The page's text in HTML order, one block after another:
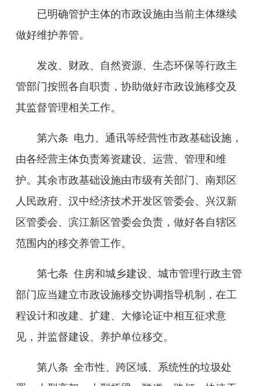
已明确管护主体的市政设施由当前主体继续
做好维护养管。
发改、财政、自然资源、生态环保等行政主
管部门按照各自职责，协助做好市政设施移交及
其监督管理相关工作。
第六条 电力、通讯等经营性市政基础设施，
由各经营主体负责筹资建设、运营、管理和维
护。其余市政基础设施由市级有关部门、南郑区
人民政府、汉中经济技术开发区管委会、兴汉新
区管委会、滨江新区管委会负责，做好各自辖区
范围内的移交养管工作。
第七条 住房和城乡建设、城市管理行政主管
部门应当建立市政设施移交协调指导机制，在工
程设计和改建、扩建、大修论证中相互征求意
见，并监督建设、养护单位移交。
第八条 全市性、跨区域、系统性的垃圾处